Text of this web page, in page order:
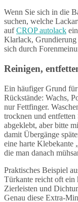
Wenn Sie sich in die
suchen, welche
aufCROP autolack
Klarlack, Grundierung
sich durch
Reinigen,
Ein häufiger Grund
Rückstände: Wachs,
nur Fettfinger.
trocknen und
abgeklebt, aber bitte
damit Übergänge
eine harte Klebekante
die man danach
Praktisches Beispiel
Türkante reicht oft ein
Zierleisten und
Genau diese Extra-